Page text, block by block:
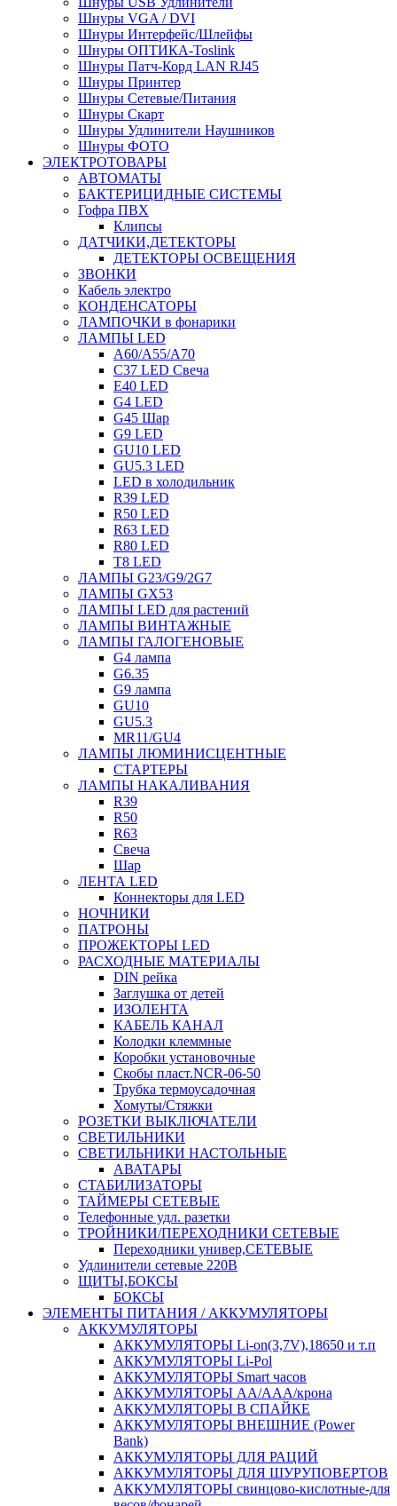
Шнуры VGA / DVI
Шнуры Интерфейс/Шлейфы
Шнуры ОПТИКА-Toslink
Шнуры Патч-Корд LAN RJ45
Шнуры Принтер
Шнуры Сетевые/Питания
Шнуры Скарт
Шнуры Удлинители Наушников
Шнуры ФОТО
ЭЛЕКТРОТОВАРЫ
АВТОМАТЫ
БАКТЕРИЦИДНЫЕ СИСТЕМЫ
Гофра ПВХ
Клипсы
ДАТЧИКИ,ДЕТЕКТОРЫ
ДЕТЕКТОРЫ ОСВЕЩЕНИЯ
ЗВОНКИ
Кабель электро
КОНДЕНСАТОРЫ
ЛАМПОЧКИ в фонарики
ЛАМПЫ LED
A60/A55/A70
C37 LED Свеча
E40 LED
G4 LED
G45 Шар
G9 LED
GU10 LED
GU5.3 LED
LED в холодильник
R39 LED
R50 LED
R63 LED
R80 LED
T8 LED
ЛАМПЫ G23/G9/2G7
ЛАМПЫ GX53
ЛАМПЫ LED для растений
ЛАМПЫ ВИНТАЖНЫЕ
ЛАМПЫ ГАЛОГЕНОВЫЕ
G4 лампа
G6.35
G9 лампа
GU10
GU5.3
MR11/GU4
ЛАМПЫ ЛЮМИНИСЦЕНТНЫЕ
СТАРТЕРЫ
ЛАМПЫ НАКАЛИВАНИЯ
R39
R50
R63
Свеча
Шар
ЛЕНТА LED
Коннекторы для LED
НОЧНИКИ
ПАТРОНЫ
ПРОЖЕКТОРЫ LED
РАСХОДНЫЕ МАТЕРИАЛЫ
DIN рейка
Заглушка от детей
ИЗОЛЕНТА
КАБЕЛЬ КАНАЛ
Колодки клеммные
Коробки установочные
Скобы пласт.NCR-06-50
Трубка термоусадочная
Хомуты/Стяжки
РОЗЕТКИ ВЫКЛЮЧАТЕЛИ
СВЕТИЛЬНИКИ
СВЕТИЛЬНИКИ НАСТОЛЬНЫЕ
АВАТАРЫ
СТАБИЛИЗАТОРЫ
ТАЙМЕРЫ СЕТЕВЫЕ
Телефонные удл. разетки
ТРОЙНИКИ/ПЕРЕХОДНИКИ СЕТЕВЫЕ
Переходники универ,СЕТЕВЫЕ
Удлинители сетевые 220В
ЩИТЫ,БОКСЫ
БОКСЫ
ЭЛЕМЕНТЫ ПИТАНИЯ / АККУМУЛЯТОРЫ
АККУМУЛЯТОРЫ
АККУМУЛЯТОРЫ Li-on(3,7V),18650 и т.п
АККУМУЛЯТОРЫ Li-Pol
АККУМУЛЯТОРЫ Smart часов
АККУМУЛЯТОРЫ АА/ААА/крона
АККУМУЛЯТОРЫ В СПАЙКЕ
АККУМУЛЯТОРЫ ВНЕШНИЕ (Power
Bank)
АККУМУЛЯТОРЫ ДЛЯ РАЦИЙ
АККУМУЛЯТОРЫ ДЛЯ ШУРУПОВЕРТОВ
АККУМУЛЯТОРЫ свинцово-кислотные-для